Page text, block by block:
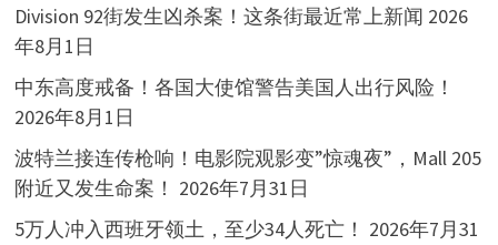
Division 92街发生凶杀案！这条街最近常上新闻 2026
年8月1日
中东高度戒备！各国大使馆警告美国人出行风险！
2026年8月1日
波特兰接连传枪响！电影院观影变”惊魂夜”，Mall 205
附近又发生命案！ 2026年7月31日
5万人冲入西班牙领土，至少34人死亡！ 2026年7月31